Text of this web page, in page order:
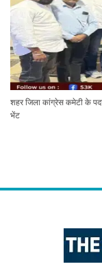
शहर जिला कांग्रेस कमेटी के
भेंट